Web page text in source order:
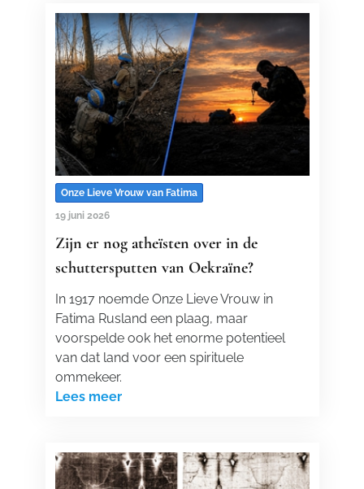
Onze Lieve Vrouw van Fatima
19 juni 2026
Zijn er nog atheïsten over in de
schuttersputten van Oekraïne?
In 1917 noemde Onze Lieve Vrouw in
Fatima Rusland een plaag, maar
voorspelde ook het enorme potentieel
van dat land voor een spirituele
ommekeer.
Lees meer